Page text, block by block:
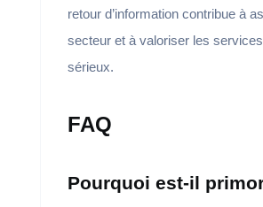
retour d’information contribue à
secteur et à valoriser les
sérieux.
FAQ
Pourquoi est-il